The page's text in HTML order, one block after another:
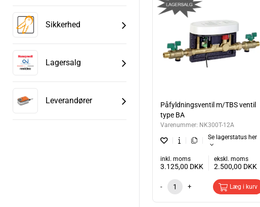
Sikkerhed
Lagersalg
Leverandører
Påfyldningsventil m/TBS ventil
type BA
Varenummer: NK300T-12A
Se lagerstatus her
inkl. moms
3.125,00 DKK
ekskl. moms
2.500,00 DKK
- + Læg i kurv